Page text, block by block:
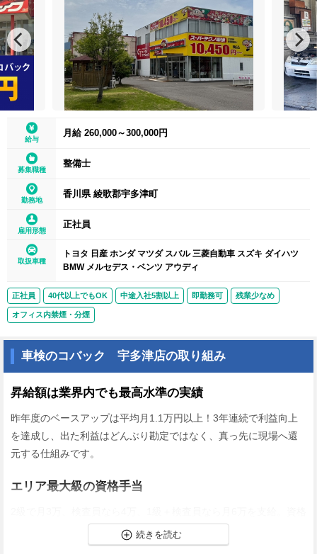
給与
月給 260,000～300,000円
募集職種
整備士
勤務地
香川県 綾歌郡宇多津町
雇用形態
正社員
取扱車種
トヨタ 日産 ホンダ マツダ スバル 三菱自動車 スズキ ダイハツ
BMW メルセデス・ベンツ アウディ
正社員 40代以上でもOK 中途入社5割以上 即勤務可 残業少なめ
オフィス内禁煙・分煙
車検のコバック 宇多津店の取り組み
昇給額は業界内でも最高水準の実績
昨年度のベースアップは平均月1.1万円以上！3年連続で利益向上
を達成し、出た利益はどんぶり勘定ではなく、真っ先に現場へ還
元する仕組みです。
エリア最大級の資格手当
取得費の全額負担はもちろん、講習参加も給与が出る出勤扱いと
なる手厚さです。